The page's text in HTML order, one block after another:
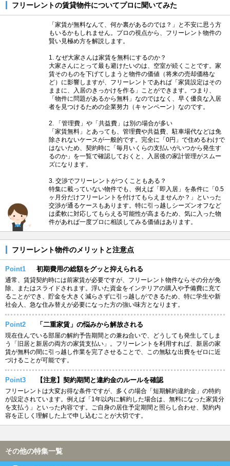
フリーレントの賃貸物件についてプロに聞いてみた
「家賃が無料なんて、何か裏があるのでは？」と不安に思う方
もいるかもしれません。プロの視点から、フリーレント物件の
賢い見極め方を解説します。
1. なぜ大家さんは家賃を無料にするのか？
大家さんにとって最も避けたいのは、空室が続くことです。家
賃そのものを下げてしまうと物件の価値（将来の売却価格な
ど）に影響しますが、フリーレントであれば「家賃設定はその
ままに、入居のきっかけを作る」ことができます。つまり、
「物件に問題があるから無料」なのではなく、早く優良な入居
者を見つけるための企業努力（キャンペーン）なのです。
2. 「管理費」や「共益費」は別の場合が多い
「家賃無料」とあっても、管理費や共益費、駐車場代などは免
除されないケースが一般的です。完全に「0円」で住めるわけで
はないため、契約時に「毎月いくらの支払いがいつから発生す
るのか」を一覧で確認しておくと、入居後の家計管理がスムー
ズになります。
3. 交渉でフリーレントがつくこともある？
特集に載っていない物件でも、例えば「即入居」を条件に「0.5
ヶ月分だけフリーレントを付けてもらえませんか？」といった
交渉が通るケースもあります。特に引っ越しシーズンオフなど
は柔軟に対応してもらえる可能性が高まるため、気に入った物
件があれば一度プロに相談してみる価値はあります。
フリーレント物件のメリットと注意点
Point1 初期費用の総額をグッと抑えられる
通常、賃貸契約時には前家賃が必要ですが、フリーレント物件ならその分が免
除、またはスライドされます。浮いた資金をインテリアの購入や予備費に充て
ることができ、貯金を大きく減らさずに引っ越しができるため、特に学生や新
社会人、急な住み替えが必要になった方の強い味方となります。
Point2 「二重家賃」の悩みから解放される
現在住んでいる部屋の解約予告期間との兼ね合いで、どうしても発生してしま
う「旧居と新居の両方の家賃支払い」。フリーレントを利用すれば、新居の家
賃が無料の間に引っ越し作業を完了させることで、この無駄な出費をゼロに近
づけることが可能です。
Point3 【注意】契約期間と違約金のルールを確認
フリーレントは大変お得な条件ですが、多くの場合「短期解約違約金」の特約
が設定されています。例えば「1年以内に解約した場合は、無料になった家賃分
を支払う」といった内容です。ご自身の居住予定期間と照らし合わせ、契約内
容を正しく理解した上で申し込むことが大切です。
その他の特集一覧